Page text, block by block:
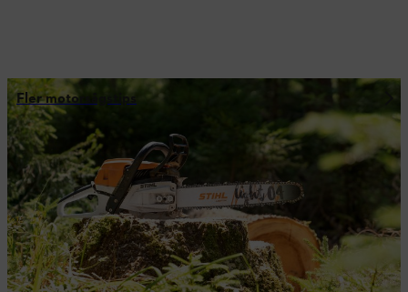
Fler motorsågstips